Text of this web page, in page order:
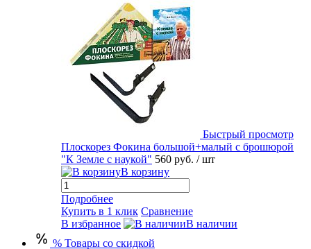
Быстрый просмотр
Плоскорез Фокина большой+малый с брошюрой
"К Земле с наукой" 560 руб. / шт
В корзину
Подробнее
Купить в 1 клик Сравнение
В избранное
В наличии
% Товары со скидкой